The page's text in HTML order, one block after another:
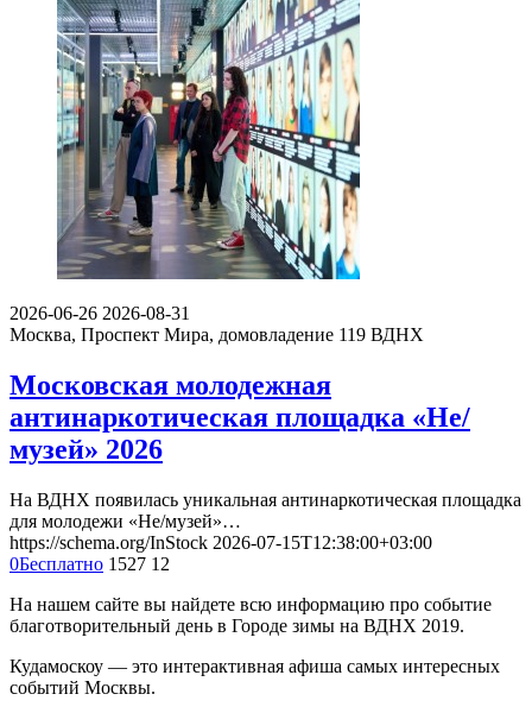
2026-06-26 2026-08-31
Москва, Проспект Мира, домовладение 119 ВДНХ
Московская молодежная
антинаркотическая площадка «Не/
музей» 2026
На ВДНХ появилась уникальная антинаркотическая площадка
для молодежи «Не/музей»…
https://schema.org/InStock 2026-07-15T12:38:00+03:00
0Бесплатно 1527 12
На нашем сайте вы найдете всю информацию про событие
благотворительный день в Городе зимы на ВДНХ 2019.
Кудамоскоу — это интерактивная афиша самых интересных
событий Москвы.